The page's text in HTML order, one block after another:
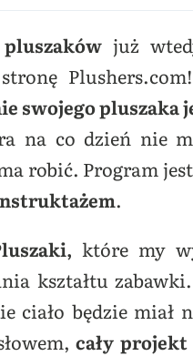
już
swojego pluszaka
na co dzień nie
robić. Program
.
które my
kształtu
ciało będzie miał
cały projekt